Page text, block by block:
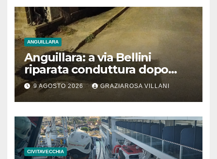
ANGUILLARA
Anguillara: a via Bellini
riparata conduttura dopo
segnalazione IdD
9 AGOSTO 2026 GRAZIAROSA VILLANI
CIVITAVECCHIA